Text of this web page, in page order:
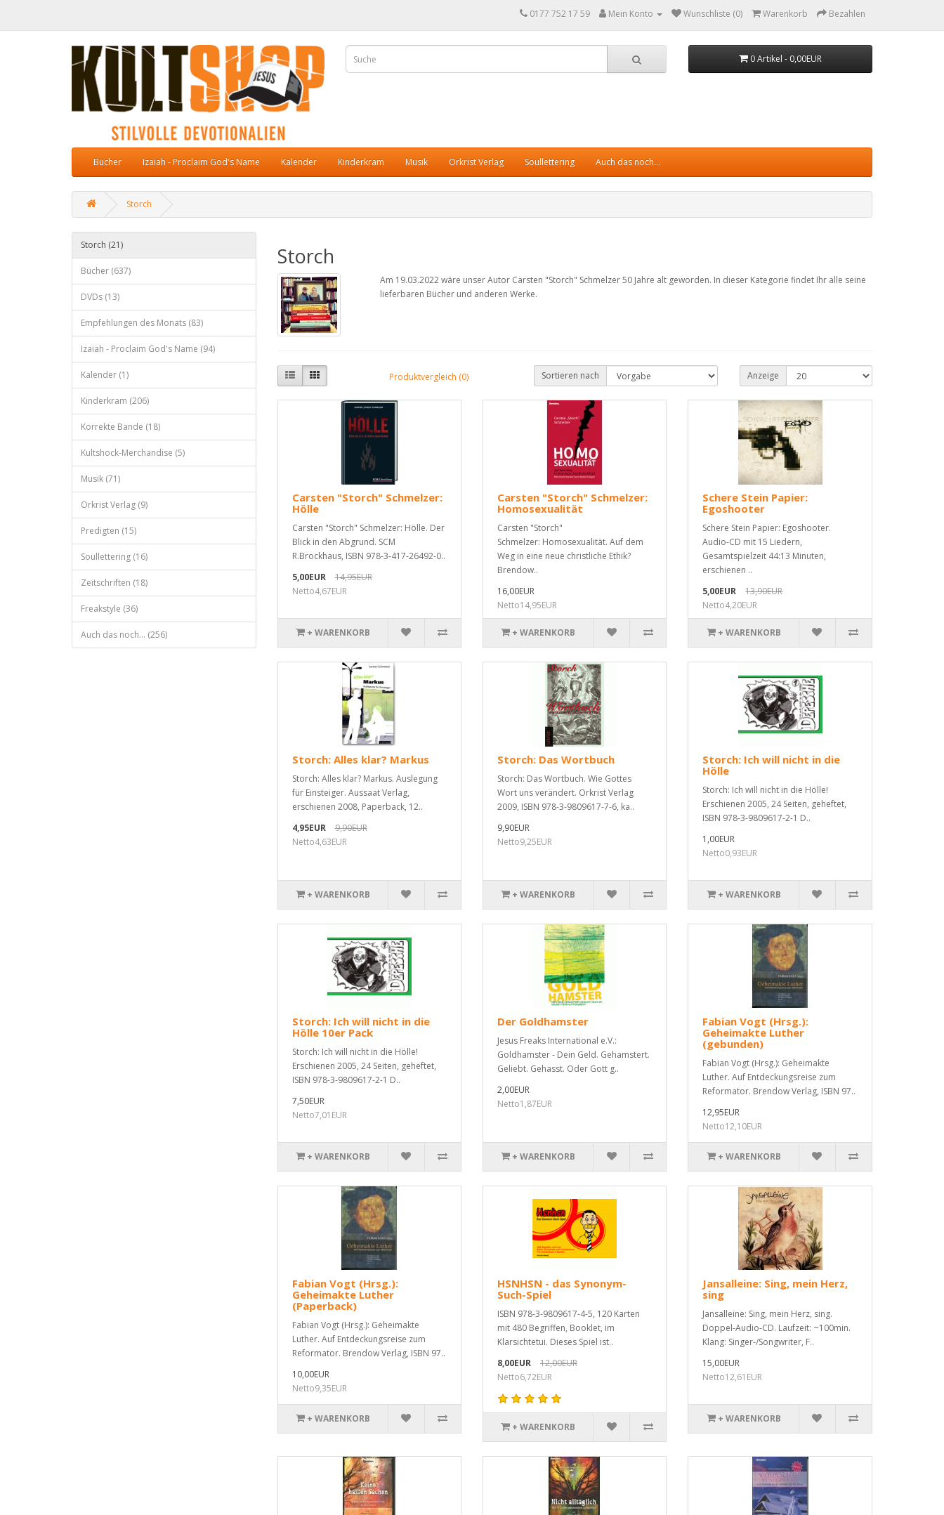
0177 752 17 59 Mein Konto Wunschliste (0) Warenkorb Bezahlen
0 Artikel - 0,00EUR
Bücher Izaiah - Proclaim God's Name Kalender Kinderkram Musik Orkrist Verlag Soullettering Auch das noch...
Storch
Storch (21)
Bücher (637)
DVDs (13)
Empfehlungen des Monats (83)
Izaiah - Proclaim God's Name (94)
Kalender (1)
Kinderkram (206)
Korrekte Bande (18)
Kultshock-Merchandise (5)
Musik (71)
Orkrist Verlag (9)
Predigten (15)
Soullettering (16)
Zeitschriften (18)
Freakstyle (36)
Auch das noch... (256)
Storch
Am 19.03.2022 wäre unser Autor Carsten "Storch" Schmelzer 50 Jahre alt geworden. In dieser Kategorie findet Ihr alle seine
lieferbaren Bücher und anderen Werke.
Produktvergleich (0) Sortieren nach Anzeige
Carsten "Storch" Schmelzer:
Hölle
Carsten "Storch" Schmelzer: Hölle. Der
Blick in den Abgrund. SCM
R.Brockhaus, ISBN 978-3-417-26492-0..
5,00EUR
14,95EUR
Netto4,67EUR
+ WARENKORB
Carsten "Storch" Schmelzer:
Homosexualität
Carsten "Storch"
Schmelzer: Homosexualität. Auf dem
Weg in eine neue christliche Ethik?
Brendow..
16,00EUR
Netto14,95EUR
+ WARENKORB
Schere Stein Papier:
Egoshooter
Schere Stein Papier: Egoshooter.
Audio-CD mit 15 Liedern,
Gesamtspielzeit 44:13 Minuten,
erschienen ..
5,00EUR
13,90EUR
Netto4,20EUR
+ WARENKORB
Storch: Alles klar? Markus
Storch: Alles klar? Markus. Auslegung
für Einsteiger. Aussaat Verlag,
erschienen 2008, Paperback, 12..
4,95EUR
9,90EUR
Netto4,63EUR
+ WARENKORB
Storch: Das Wortbuch
Storch: Das Wortbuch. Wie Gottes
Wort uns verändert. Orkrist Verlag
2009, ISBN 978-3-9809617-7-6, ka..
9,90EUR
Netto9,25EUR
+ WARENKORB
Storch: Ich will nicht in die
Hölle
Storch: Ich will nicht in die Hölle!
Erschienen 2005, 24 Seiten, geheftet,
ISBN 978-3-9809617-2-1 D..
1,00EUR
Netto0,93EUR
+ WARENKORB
Storch: Ich will nicht in die
Hölle 10er Pack
Storch: Ich will nicht in die Hölle!
Erschienen 2005, 24 Seiten, geheftet,
ISBN 978-3-9809617-2-1 D..
7,50EUR
Netto7,01EUR
+ WARENKORB
Der Goldhamster
Jesus Freaks International e.V.:
Goldhamster - Dein Geld. Gehamstert.
Geliebt. Gehasst. Oder Gott g..
2,00EUR
Netto1,87EUR
+ WARENKORB
Fabian Vogt (Hrsg.):
Geheimakte Luther
(gebunden)
Fabian Vogt (Hrsg.): Geheimakte
Luther. Auf Entdeckungsreise zum
Reformator. Brendow Verlag, ISBN 97..
12,95EUR
Netto12,10EUR
+ WARENKORB
Fabian Vogt (Hrsg.):
Geheimakte Luther
(Paperback)
Fabian Vogt (Hrsg.): Geheimakte
Luther. Auf Entdeckungsreise zum
Reformator. Brendow Verlag, ISBN 97..
10,00EUR
Netto9,35EUR
+ WARENKORB
HSNHSN - das Synonym-
Such-Spiel
ISBN 978-3-9809617-4-5, 120 Karten
mit 480 Begriffen, Booklet, im
Klarsichtetui. Dieses Spiel ist..
8,00EUR
12,00EUR
Netto6,72EUR
+ WARENKORB
Jansalleine: Sing, mein Herz,
sing
Jansalleine: Sing, mein Herz, sing.
Doppel-Audio-CD. Laufzeit: ~100min.
Klang: Singer-/Songwriter, F..
15,00EUR
Netto12,61EUR
+ WARENKORB